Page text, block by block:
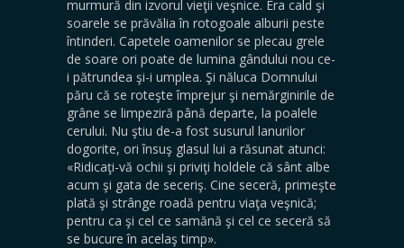
murmură din izvorul vieţii veşnice. Era cald şi
soarele se prăvălia în rotogoale alburii peste
întinderi. Capetele oamenilor se plecau grele
de soare ori poate de lumina gândului nou ce-
i pătrundea şi-i umplea. Şi năluca Domnului
păru că se roteşte împrejur şi nemărginirile de
grâne se limpeziră până departe, la poalele
cerului. Nu ştiu de-a fost susurul lanurilor
dogorite, ori însuş glasul lui a răsunat atunci:
«Ridicaţi-vă ochii şi priviţi holdele că sânt albe
acum şi gata de seceriş. Cine seceră, primeşte
plată şi strânge roadă pentru viaţa veşnică;
pentru ca şi cel ce samănă şi cel ce seceră să
se bucure în acelaş timp».